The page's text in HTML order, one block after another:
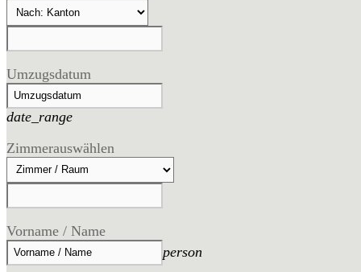
Umzugsdatum
date_range
Zimmerauswählen
Vorname / Name
person